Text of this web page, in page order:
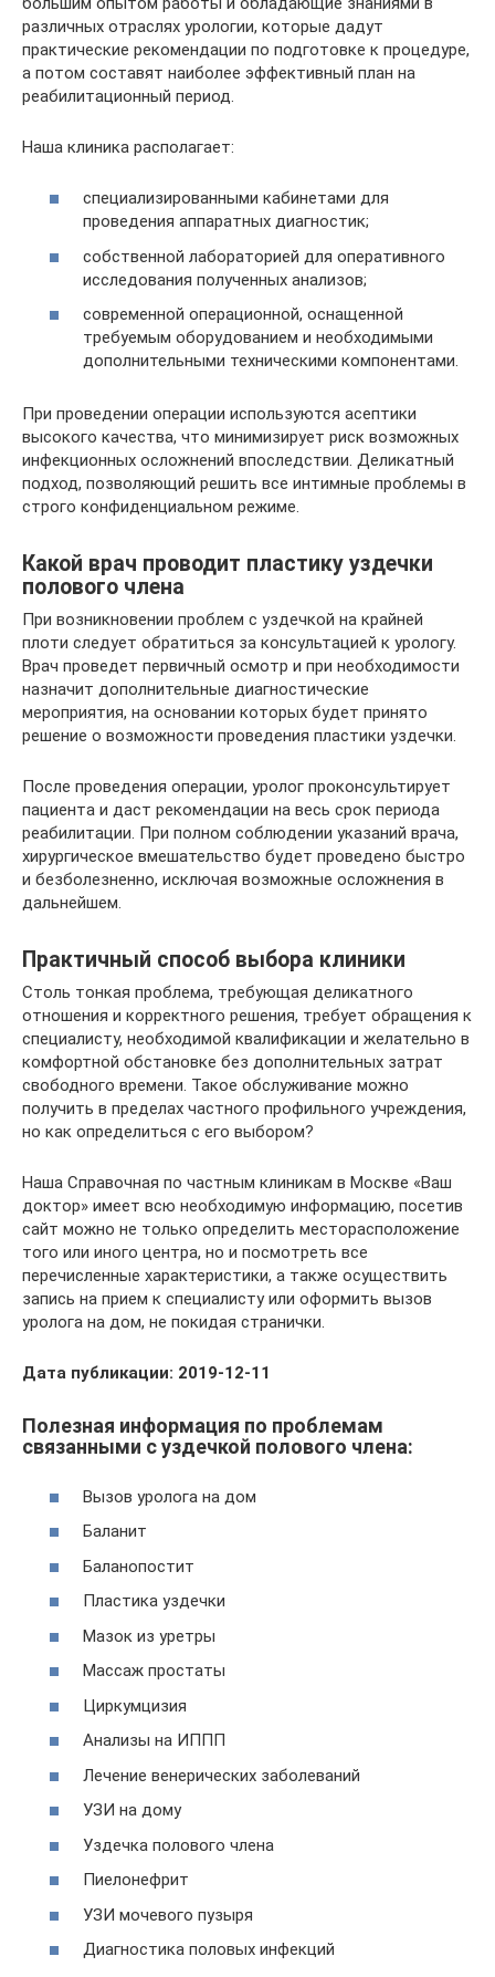
различных отраслях урологии, которые дадут
практические рекомендации по подготовке к процедуре,
а потом составят наиболее эффективный план на
реабилитационный период.
Наша клиника располагает:
специализированными кабинетами для
проведения аппаратных диагностик;
собственной лабораторией для оперативного
исследования полученных анализов;
современной операционной, оснащенной
требуемым оборудованием и необходимыми
дополнительными техническими компонентами.
При проведении операции используются асептики
высокого качества, что минимизирует риск возможных
инфекционных осложнений впоследствии. Деликатный
подход, позволяющий решить все интимные проблемы в
строго конфиденциальном режиме.
Какой врач проводит пластику уздечки
полового члена
При возникновении проблем с уздечкой на крайней
плоти следует обратиться за консультацией к урологу.
Врач проведет первичный осмотр и при необходимости
назначит дополнительные диагностические
мероприятия, на основании которых будет принято
решение о возможности проведения пластики уздечки.
После проведения операции, уролог проконсультирует
пациента и даст рекомендации на весь срок периода
реабилитации. При полном соблюдении указаний врача,
хирургическое вмешательство будет проведено быстро
и безболезненно, исключая возможные осложнения в
дальнейшем.
Практичный способ выбора клиники
Столь тонкая проблема, требующая деликатного
отношения и корректного решения, требует обращения к
специалисту, необходимой квалификации и желательно в
комфортной обстановке без дополнительных затрат
свободного времени. Такое обслуживание можно
получить в пределах частного профильного учреждения,
но как определиться с его выбором?
Наша Справочная по частным клиникам в Москве «Ваш
доктор» имеет всю необходимую информацию, посетив
сайт можно не только определить месторасположение
того или иного центра, но и посмотреть все
перечисленные характеристики, а также осуществить
запись на прием к специалисту или оформить вызов
уролога на дом, не покидая странички.
Дата публикации: 2019-12-11
Полезная информация по проблемам
связанными с уздечкой полового члена:
Вызов уролога на дом
Баланит
Баланопостит
Пластика уздечки
Мазок из уретры
Массаж простаты
Циркумцизия
Анализы на ИППП
Лечение венерических заболеваний
УЗИ на дому
Уздечка полового члена
Пиелонефрит
УЗИ мочевого пузыря
Диагностика половых инфекций